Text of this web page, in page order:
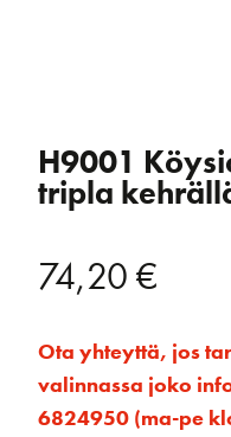
H9001
tripla
74,20€
Ota yhteyttä, jos
valinnassa joko
6824950 (ma-pe